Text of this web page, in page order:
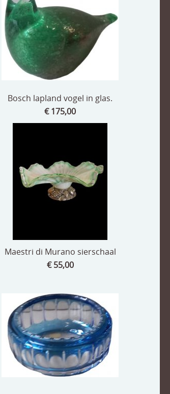
Bosch lapland vogel in glas.
€ 175,00
Maestri di Murano sierschaal
€ 55,00